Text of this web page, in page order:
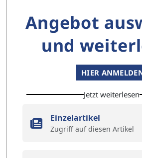
Angebot
und
HIER
Jetzt weiterlesen
Einzelartikel
Zugriff auf diesen Artikel